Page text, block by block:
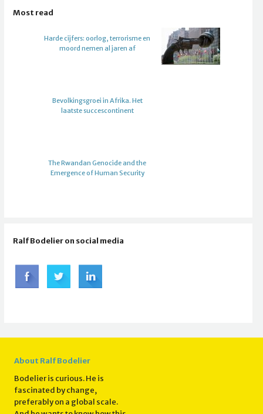
Most read
Harde cijfers: oorlog, terrorisme en
moord nemen al jaren af
Bevolkingsgroei in Afrika. Het
laatste succescontinent
The Rwandan Genocide and the
Emergence of Human Security
Ralf Bodelier on social media
About Ralf Bodelier
Bodelier is curious. He is
fascinated by change,
preferably on a global scale.